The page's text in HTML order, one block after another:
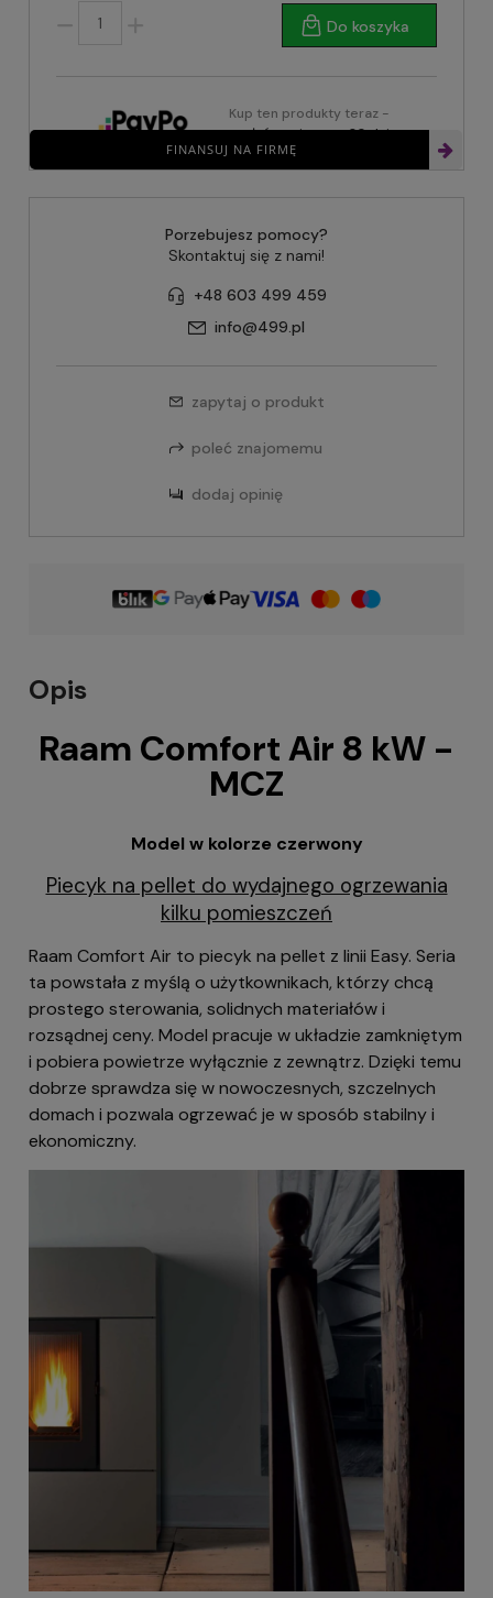
Do koszyka
FINANSUJ NA FIRMĘ
Kup ten produkty teraz -
zapłać za niego za 30 dni
Porzebujesz pomocy?
Skontaktuj się z nami!
+48 603 499 459
info@499.pl
zapytaj o produkt
poleć znajomemu
dodaj opinię
Opis
Raam Comfort Air 8 kW -
MCZ
Model w kolorze czerwony
Piecyk na pellet do wydajnego ogrzewania
kilku pomieszczeń
Raam Comfort Air to piecyk na pellet z linii Easy. Seria
ta powstała z myślą o użytkownikach, którzy chcą
prostego sterowania, solidnych materiałów i
rozsądnej ceny. Model pracuje w układzie zamkniętym
i pobiera powietrze wyłącznie z zewnątrz. Dzięki temu
dobrze sprawdza się w nowoczesnych, szczelnych
domach i pozwala ogrzewać je w sposób stabilny i
ekonomiczny.